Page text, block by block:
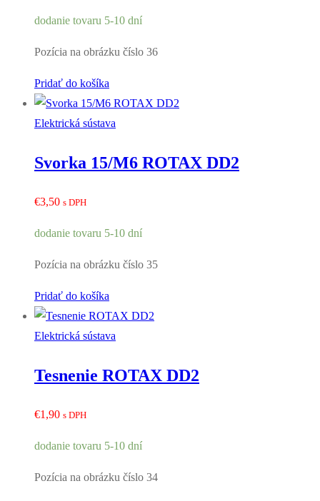
dodanie tovaru 5-10 dní
Pozícia na obrázku číslo 36
Pridať do košíka
Elektrická sústava
Svorka 15/M6 ROTAX DD2
€3,50 s DPH
dodanie tovaru 5-10 dní
Pozícia na obrázku číslo 35
Pridať do košíka
Elektrická sústava
Tesnenie ROTAX DD2
€1,90 s DPH
dodanie tovaru 5-10 dní
Pozícia na obrázku číslo 34